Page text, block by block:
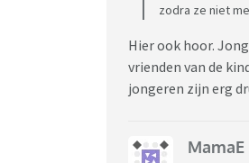
zodra ze niet
Hier ook hoor.
vrienden van de
jongeren zijn erg
MamaE